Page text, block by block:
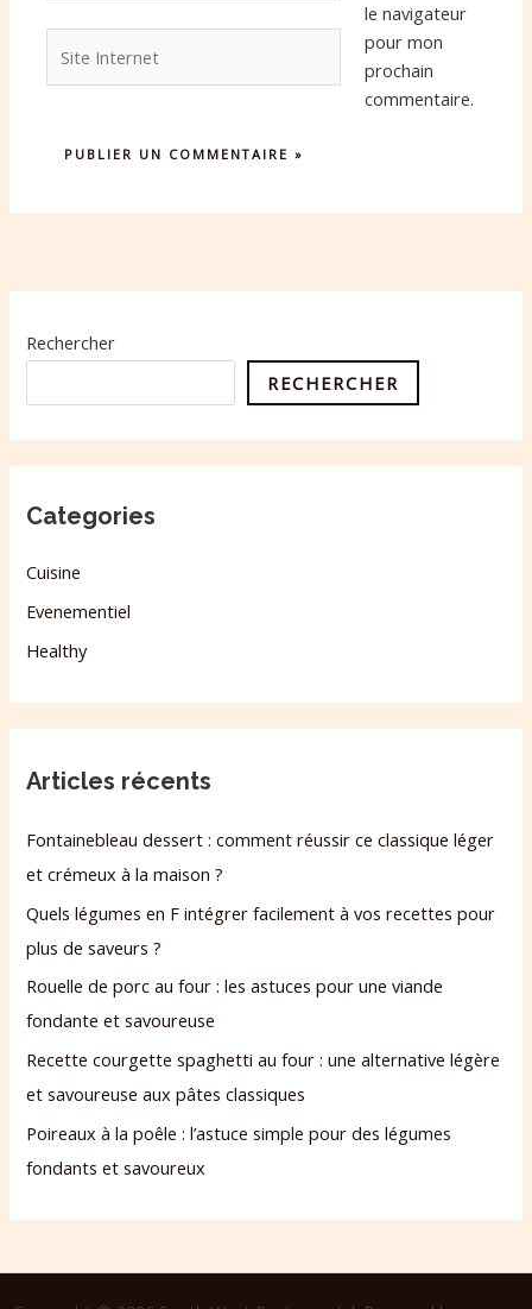
Internet
le navigateur
pour mon
prochain
commentaire.
Rechercher
RECHERCHER
Categories
Cuisine
Evenementiel
Healthy
Articles récents
Fontainebleau dessert : comment réussir ce classique léger
et crémeux à la maison ?
Quels légumes en F intégrer facilement à vos recettes pour
plus de saveurs ?
Rouelle de porc au four : les astuces pour une viande
fondante et savoureuse
Recette courgette spaghetti au four : une alternative légère
et savoureuse aux pâtes classiques
Poireaux à la poêle : l’astuce simple pour des légumes
fondants et savoureux